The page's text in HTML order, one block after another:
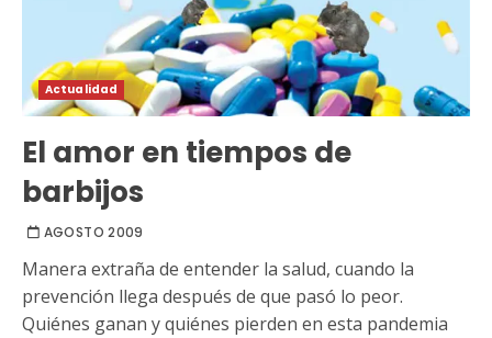
Actualidad
El amor en tiempos de
barbijos
AGOSTO 2009
Manera extraña de entender la salud, cuando la
prevención llega después de que pasó lo peor.
Quiénes ganan y quiénes pierden en esta pandemia